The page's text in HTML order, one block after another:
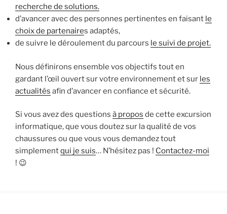
recherche de solutions.
d’avancer avec des personnes pertinentes en faisant le
choix de partenaires adaptés,
de suivre le déroulement du parcours le suivi de projet.
Nous définirons ensemble vos objectifs tout en
gardant l’œil ouvert sur votre environnement et sur les
actualités afin d’avancer en confiance et sécurité.
Si vous avez des questions à propos de cette excursion
informatique, que vous doutez sur la qualité de vos
chaussures ou que vous vous demandez tout
simplementqui je suis… N’hésitez pas ! Contactez-moi
! 😉